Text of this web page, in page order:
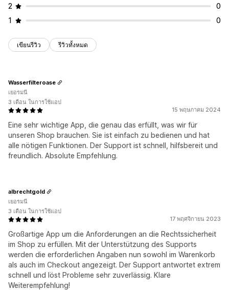
2
0
1
0
เขียนรีวิว รีวิวทั้งหมด
15 พฤษภาคม 2024
Eine sehr wichtige App, die genau das erfüllt, was wir für
unseren Shop brauchen. Sie ist einfach zu bedienen und hat
alle nötigen Funktionen. Der Support ist schnell, hilfsbereit und
freundlich. Absolute Empfehlung.
Wasserfilteroase
เยอรมนี
3 เดือน ในการใช้แอป
17 พฤศจิกายน 2023
Großartige App um die Anforderungen an die Rechtssicherheit
im Shop zu erfüllen. Mit der Unterstützung des Supports
werden die erforderlichen Angaben nun sowohl im Warenkorb
als auch im Checkout angezeigt. Der Support antwortet extrem
schnell und löst Probleme sehr zuverlässig. Klare
Weiterempfehlung!
albrechtgold
เยอรมนี
3 เดือน ในการใช้แอป